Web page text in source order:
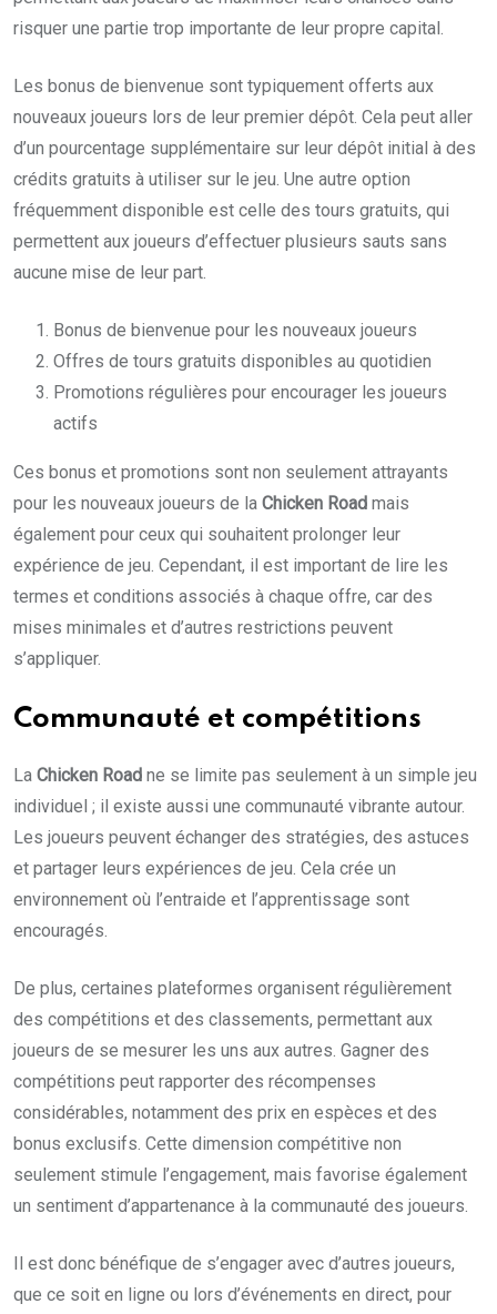
risquer une partie trop importante de leur propre capital.
Les bonus de bienvenue sont typiquement offerts aux
nouveaux joueurs lors de leur premier dépôt. Cela peut aller
d’un pourcentage supplémentaire sur leur dépôt initial à des
crédits gratuits à utiliser sur le jeu. Une autre option
fréquemment disponible est celle des tours gratuits, qui
permettent aux joueurs d’effectuer plusieurs sauts sans
aucune mise de leur part.
Bonus de bienvenue pour les nouveaux joueurs
Offres de tours gratuits disponibles au quotidien
Promotions régulières pour encourager les joueurs
actifs
Ces bonus et promotions sont non seulement attrayants
pour les nouveaux joueurs de la Chicken Road mais
également pour ceux qui souhaitent prolonger leur
expérience de jeu. Cependant, il est important de lire les
termes et conditions associés à chaque offre, car des
mises minimales et d’autres restrictions peuvent
s’appliquer.
Communauté et compétitions
La Chicken Road ne se limite pas seulement à un simple jeu
individuel ; il existe aussi une communauté vibrante autour.
Les joueurs peuvent échanger des stratégies, des astuces
et partager leurs expériences de jeu. Cela crée un
environnement où l’entraide et l’apprentissage sont
encouragés.
De plus, certaines plateformes organisent régulièrement
des compétitions et des classements, permettant aux
joueurs de se mesurer les uns aux autres. Gagner des
compétitions peut rapporter des récompenses
considérables, notamment des prix en espèces et des
bonus exclusifs. Cette dimension compétitive non
seulement stimule l’engagement, mais favorise également
un sentiment d’appartenance à la communauté des joueurs.
Il est donc bénéfique de s’engager avec d’autres joueurs,
que ce soit en ligne ou lors d’événements en direct, pour